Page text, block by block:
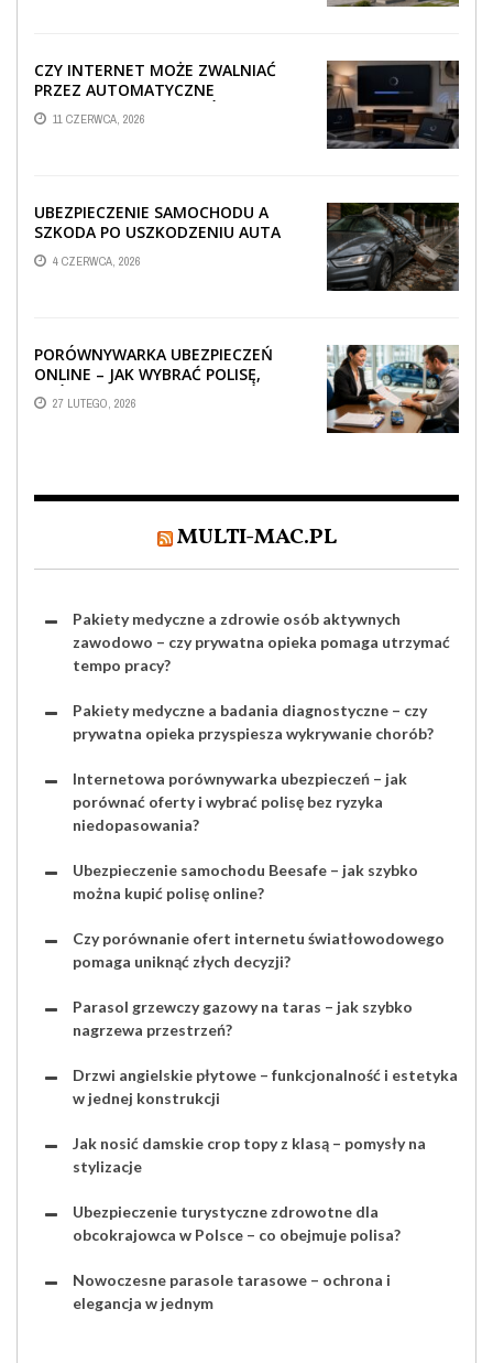
CZY INTERNET MOŻE ZWALNIAĆ
PRZEZ AUTOMATYCZNE
AKTUALIZACJE SYSTEMÓW SMART
TV?
11 CZERWCA, 2026
UBEZPIECZENIE SAMOCHODU A
SZKODA PO USZKODZENIU AUTA
PRZEZ SPADAJĄCY FRAGMENT
OGRODZENIA
4 CZERWCA, 2026
PORÓWNYWARKA UBEZPIECZEŃ
ONLINE – JAK WYBRAĆ POLISĘ,
KTÓRA REALNIE CHRONI TWÓJ
MAJĄTEK?
27 LUTEGO, 2026
MULTI-MAC.PL
Pakiety medyczne a zdrowie osób aktywnych
zawodowo – czy prywatna opieka pomaga utrzymać
tempo pracy?
Pakiety medyczne a badania diagnostyczne – czy
prywatna opieka przyspiesza wykrywanie chorób?
Internetowa porównywarka ubezpieczeń – jak
porównać oferty i wybrać polisę bez ryzyka
niedopasowania?
Ubezpieczenie samochodu Beesafe – jak szybko
można kupić polisę online?
Czy porównanie ofert internetu światłowodowego
pomaga uniknąć złych decyzji?
Parasol grzewczy gazowy na taras – jak szybko
nagrzewa przestrzeń?
Drzwi angielskie płytowe – funkcjonalność i estetyka
w jednej konstrukcji
Jak nosić damskie crop topy z klasą – pomysły na
stylizacje
Ubezpieczenie turystyczne zdrowotne dla
obcokrajowca w Polsce – co obejmuje polisa?
Nowoczesne parasole tarasowe – ochrona i
elegancja w jednym